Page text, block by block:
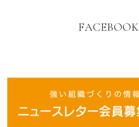
FACEBOOK